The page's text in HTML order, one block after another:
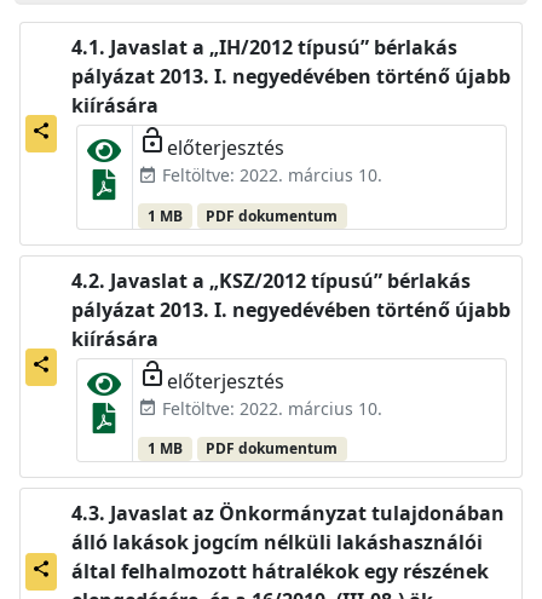
share
Javaslat a „IH/2012 típusú” bérlakás
pályázat 2013. I. negyedévében történő újabb
kiírására
lock_open előterjesztés
event_available Feltöltve: 2022. március 10.
1 MB PDF dokumentum
share
Javaslat a „KSZ/2012 típusú” bérlakás
pályázat 2013. I. negyedévében történő újabb
kiírására
lock_open előterjesztés
event_available Feltöltve: 2022. március 10.
1 MB PDF dokumentum
share
Javaslat az Önkormányzat tulajdonában
álló lakások jogcím nélküli lakáshasználói
által felhalmozott hátralékok egy részének